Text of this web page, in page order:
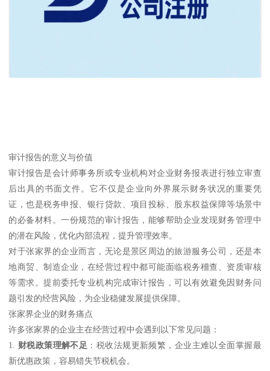
审计报告的意义与价值
审计报告是会计师事务所或专业机构对企业财务报表进行独立审查
后出具的书面文件。它不仅是企业向外界展示财务状况的重要凭
证，也是税务申报、银行贷款、项目投标、股东权益保障等场景中
的必备材料。一份规范的审计报告，能够帮助企业发现财务管理中
的潜在风险，优化内部流程，提升管理效率。
对于张家界的企业而言，无论是景区周边的旅游服务公司，还是本
地商贸、制造企业，在经营过程中都可能面临税务稽查、资质审核
等需求。提前委托专业机构完成审计报告，可以有效避免因财务问
题引发的经营风险，为企业稳健发展提供保障。
张家界企业的财务痛点
许多张家界的企业主在经营过程中会遇到以下常见问题：
1. 财税政策理解不足 ：税收法规更新频繁，企业主难以全面掌握最
新优惠政策，容易错失节税机会。